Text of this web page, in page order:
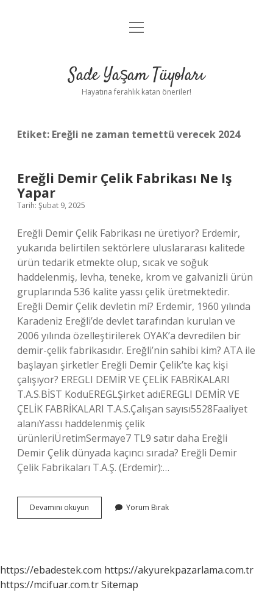
Anasayfa
Yasal Uyarı
menüyü
Sade Yaşam Tüyoları
Hayatına ferahlık katan öneriler!
Etiket: Ereğli ne zaman temettü verecek 2024
Ereğli Demir Çelik Fabrikası Ne Iş
Yapar
Tarih: Şubat 9, 2025
Ereğli Demir Çelik Fabrikası ne üretiyor? Erdemir,
yukarıda belirtilen sektörlere uluslararası kalitede
ürün tedarik etmekte olup, sıcak ve soğuk
haddelenmiş, levha, teneke, krom ve galvanizli ürün
gruplarında 536 kalite yassı çelik üretmektedir.
Ereğli Demir Çelik devletin mi? Erdemir, 1960 yılında
Karadeniz Ereğli’de devlet tarafından kurulan ve
2006 yılında özelleştirilerek OYAK’a devredilen bir
demir-çelik fabrikasıdır. Ereğli’nin sahibi kim? ATA ile
başlayan şirketler Ereğli Demir Çelik’te kaç kişi
çalışıyor? EREGLI DEMİR VE ÇELİK FABRİKALARI
T.A.S.BİST KoduEREGLŞirket adıEREGLI DEMİR VE
ÇELİK FABRİKALARI T.A.S.Çalışan sayısı5528Faaliyet
alanıYassı haddelenmiş çelik
ürünleriÜretimSermaye7 TL9 satır daha Ereğli
Demir Çelik dünyada kaçıncı sırada? Ereğli Demir
Çelik Fabrikaları T.A.Ş. (Erdemir):…
Devamını okuyun
Demir
Yapar
Yorum Bırak
https://ebadestek.com https://akyurekpazarlama.com.tr
https://mcifuar.com.trSitemap